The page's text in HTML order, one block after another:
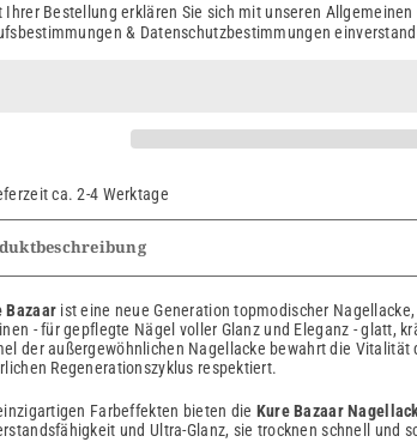
Ihrer Bestellung erklären Sie sich mit unseren
& Datenschutzbestimmungen
ca. 2-4 Werktage
Bazaar ist eine neue Generation topmodischer
- für gepflegte Nägel voller Glanz und Eleganz - glatt,
der außergewöhnlichen Nagellacke bewahrt die Vitalität
Regenerationszyklus respektiert.
Farbeffekten bieten die Kure Bazaar
und Ultra-Glanz, sie trocknen schnell und